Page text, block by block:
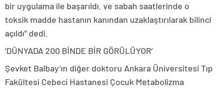
bir uygulama ile başarıldı. ve sabah saatlerinde o
toksik madde hastanın kanından uzaklaştırılarak bilinci
açıldı” dedi.
‘DÜNYADA 200 BİNDE BİR GÖRÜLÜYOR’
Şevket Balbay’ın diğer doktoru Ankara Üniversitesi Tıp
Fakültesi Cebeci Hastanesi Çocuk Metabolizma